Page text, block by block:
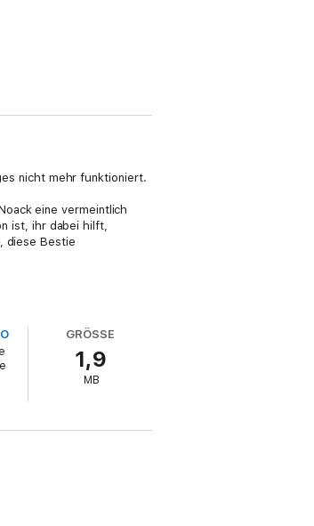
nicht mehr funktioniert.
eine vermeintlich
ist, ihr dabei hilft,
diese Bestie
GRÖSSE
1,9
MB